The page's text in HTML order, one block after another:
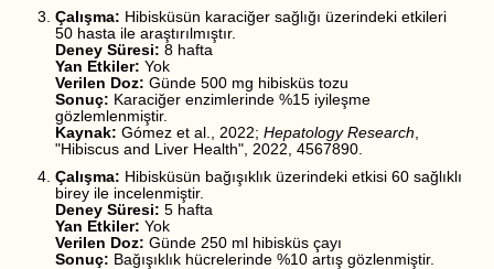
Çalışma: Hibisküsün karaciğer sağlığı üzerindeki etkileri
50 hasta ile araştırılmıştır.
Deney Süresi: 8 hafta
Yan Etkiler: Yok
Verilen Doz: Günde 500 mg hibisküs tozu
Sonuç: Karaciğer enzimlerinde %15 iyileşme
gözlemlenmiştir.
Kaynak: Gómez et al., 2022; Hepatology Research,
"Hibiscus and Liver Health", 2022, 4567890.
Çalışma: Hibisküsün bağışıklık üzerindeki etkisi 60 sağlıklı
birey ile incelenmiştir.
Deney Süresi: 5 hafta
Yan Etkiler: Yok
Verilen Doz: Günde 250 ml hibisküs çayı
Sonuç: Bağışıklık hücrelerinde %10 artış gözlenmiştir.